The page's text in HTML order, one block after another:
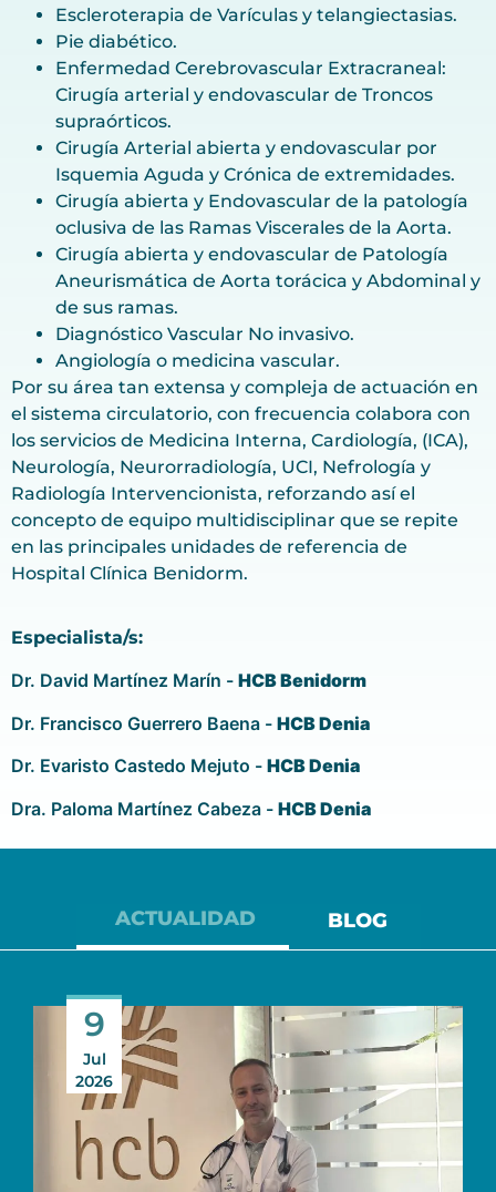
Escleroterapia de Varículas y telangiectasias.
Pie diabético.
Enfermedad Cerebrovascular Extracraneal:
Cirugía arterial y endovascular de Troncos
supraórticos.
Cirugía Arterial abierta y endovascular por
Isquemia Aguda y Crónica de extremidades.
Cirugía abierta y Endovascular de la patología
oclusiva de las Ramas Viscerales de la Aorta.
Cirugía abierta y endovascular de Patología
Aneurismática de Aorta torácica y Abdominal y
de sus ramas.
Diagnóstico Vascular No invasivo.
Angiología o medicina vascular.
Por su área tan extensa y compleja de actuación en
el sistema circulatorio, con frecuencia colabora con
los servicios de Medicina Interna, Cardiología, (ICA),
Neurología, Neurorradiología, UCI, Nefrología y
Radiología Intervencionista, reforzando así el
concepto de equipo multidisciplinar que se repite
en las principales unidades de referencia de
Hospital Clínica Benidorm.
Especialista/s:
Dr. David Martínez Marín - HCB Benidorm
Dr. Francisco Guerrero Baena - HCB Denia
Dr. Evaristo Castedo Mejuto - HCB Denia
Dra. Paloma Martínez Cabeza - HCB Denia
ACTUALIDAD BLOG
9
Jul
2026